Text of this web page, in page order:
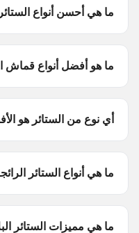
ما هي أحسن أنواع الستائر
ما هو أفضل أنواع قماش
أي نوع من الستائر هو
ما هي أنواع الستائر الرائجة
ما هي مميزات الستائر